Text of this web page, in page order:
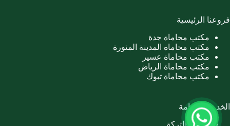
فروعنا الرئيسية
مكتب محاماة جدة
مكتب محاماة المدينة المنورة
مكتب محاماة عسير
مكتب محاماة الرياض
مكتب محاماة تبوك
الخدمات العامة
تصفية التركة